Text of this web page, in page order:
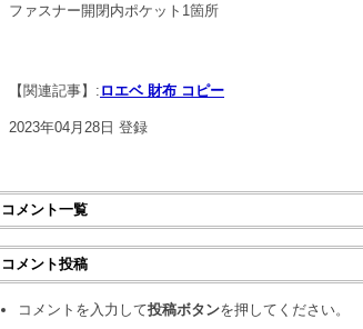
ファスナー開閉内ポケット1箇所
【関連記事】: ロエベ 財布 コピー
2023年04月28日 登録
コメント一覧
コメント投稿
コメントを入力して投稿ボタンを押してください。